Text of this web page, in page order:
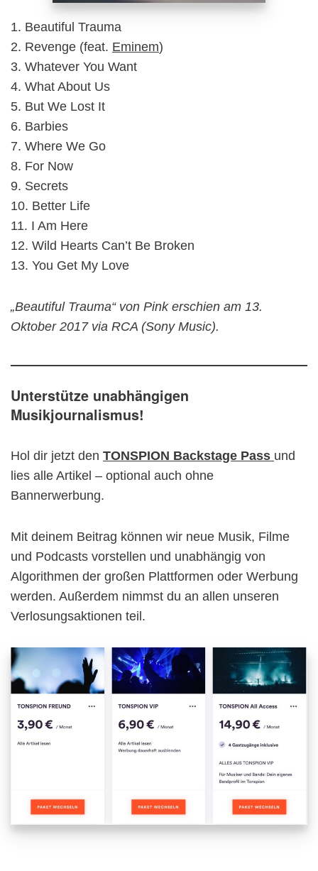
1. Beautiful Trauma
2. Revenge (feat. Eminem)
3. Whatever You Want
4. What About Us
5. But We Lost It
6. Barbies
7. Where We Go
8. For Now
9. Secrets
10. Better Life
11. I Am Here
12. Wild Hearts Can’t Be Broken
13. You Get My Love
„Beautiful Trauma“ von Pink erschien am 13.
Oktober 2017 via RCA (Sony Music).
Unterstütze unabhängigen
Musikjournalismus!
Hol dir jetzt den TONSPION Backstage Pass und
lies alle Artikel – optional auch ohne
Bannerwerbung.
Mit deinem Beitrag können wir neue Musik, Filme
und Podcasts vorstellen und unabhängig von
Algorithmen der großen Plattformen oder Werbung
werden. Außerdem nimmst du an allen unseren
Verlosungsaktionen teil.